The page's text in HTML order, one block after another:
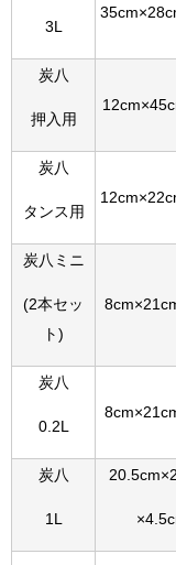
3L
炭八
押入用
炭八
タンス用
炭八ミニ
(2本セッ
ト)
炭八
0.2L
炭八
1L